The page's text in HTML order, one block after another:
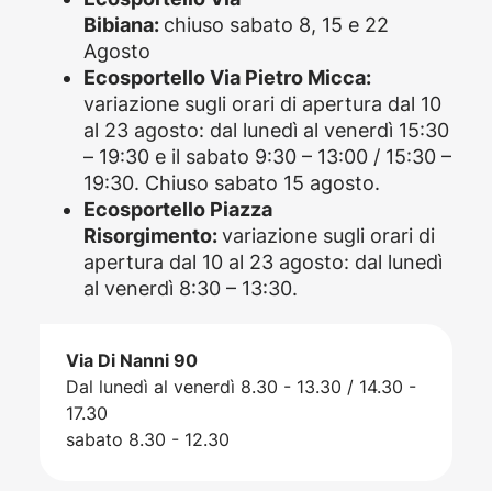
Bibiana: chiuso sabato 8, 15 e 22
Agosto
Ecosportello Via Pietro Micca:
variazione sugli orari di apertura dal 10
al 23 agosto: dal lunedì al venerdì 15:30
– 19:30 e il sabato 9:30 – 13:00 / 15:30 –
19:30. Chiuso sabato 15 agosto.
Ecosportello Piazza
Risorgimento:variazione sugli orari di
apertura dal 10 al 23 agosto: dal lunedì
al venerdì 8:30 – 13:30.
Via Di Nanni 90
Dal lunedì al venerdì 8.30 - 13.30 / 14.30 -
17.30
sabato 8.30 - 12.30